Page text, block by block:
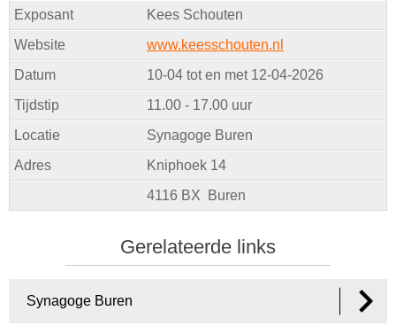
Exposant
Kees Schouten
Website
www.keesschouten.nl
Datum
10-04 tot en met 12-04-2026
Tijdstip
11.00 - 17.00 uur
Locatie
Synagoge Buren
Adres
Kniphoek 14
4116 BX Buren
Gerelateerde links
Synagoge Buren